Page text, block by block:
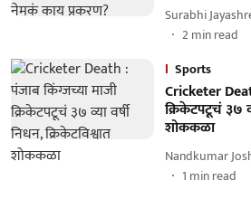
Surabhi
2min read
Sports
Cricketer
क्रिकेटपटूचं ३७
शोककळा
Nandkumar
1 min read